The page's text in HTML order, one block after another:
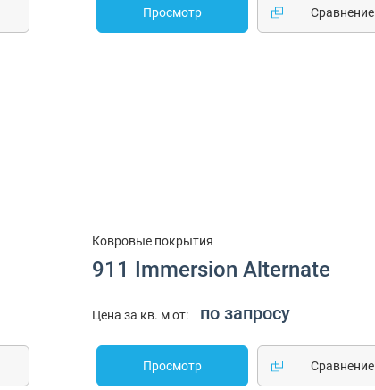
Просмотр Cравнение
Ковровые покрытия
911 Immersion Alternate
Цена за кв. м от: по запросу
Просмотр Cравнение